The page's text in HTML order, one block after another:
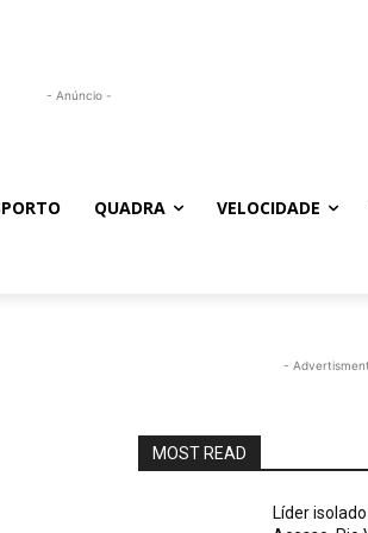
- Anúncio -
QUADRA VELOCIDADE
-
MOST READ
Líder